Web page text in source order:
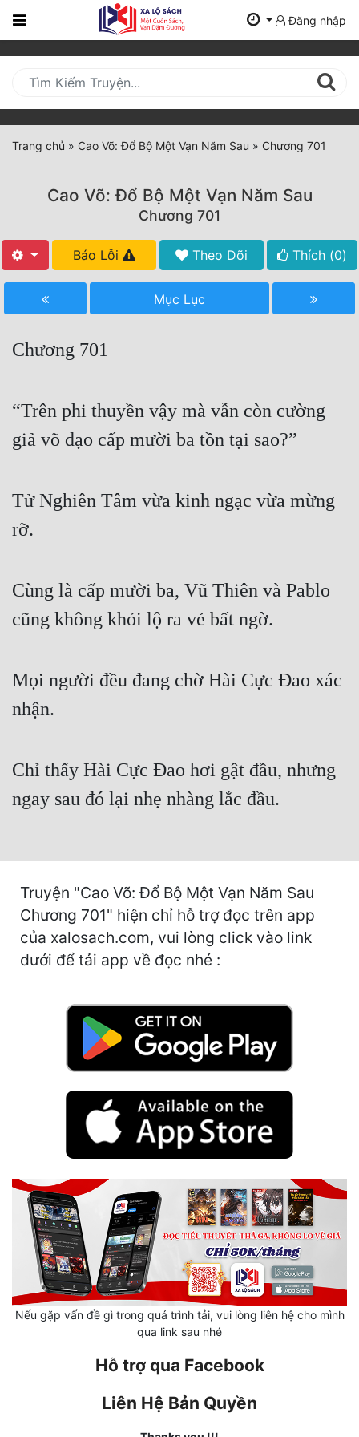
Trang
Mới
Cập
Nhật
(current)
Tất Cả
Hậu Cung
Truyện Convert
Truyện Nhập Môn
Cung Đấu
Du Hí
Dã Sử
Dị Năng
Gia Đấu
Góc Nhìn Nam
Góc Nhìn Nữ
Khoa Huyễn
Khoa Huyễn Không Gian
Kinh Dị
Kiếm Hiệp
Kỳ Huyễn
Đăng nhập
Trang chủ » Cao Võ: Đổ Bộ Một Vạn Năm Sau » Chương 701
Cao Võ: Đổ Bộ Một Vạn Năm Sau
Chương 701
Báo Lỗi Theo Dõi Thích (0)
Mục Lục
Chương 701
“Trên phi thuyền vậy mà vẫn còn cường
giả võ đạo cấp mười ba tồn tại sao?”
Tử Nghiên Tâm vừa kinh ngạc vừa mừng
rỡ.
Cùng là cấp mười ba, Vũ Thiên và Pablo
cũng không khỏi lộ ra vẻ bất ngờ.
Mọi người đều đang chờ Hài Cực Đao xác
nhận.
Chỉ thấy Hài Cực Đao hơi gật đầu, nhưng
ngay sau đó lại nhẹ nhàng lắc đầu.
Truyện "Cao Võ: Đổ Bộ Một Vạn Năm Sau
Chương 701" hiện chỉ hỗ trợ đọc trên app
của xalosach.com, vui lòng click vào link
dưới để tải app về đọc nhé :
Nếu gặp vấn đề gì trong quá trình tải, vui lòng liên hệ cho mình
qua link sau nhé
Hỗ trợ qua Facebook
Liên Hệ Bản Quyền